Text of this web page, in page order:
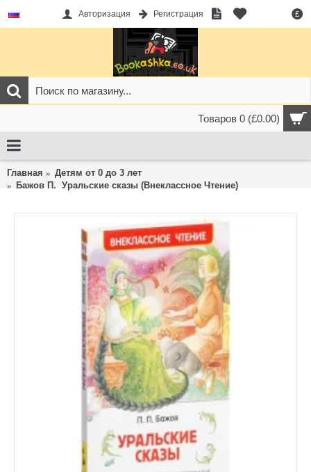
£
Авторизация Регистрация
Товаров 0 (£0.00)
Главная
Детям от 0 до 3 лет
Бажов П. Уральские сказы (Внеклассное Чтение)